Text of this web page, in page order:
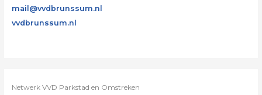
mail@vvdbrunssum.nl
vvdbrunssum.nl
Netwerk VVD Parkstad en Omstreken